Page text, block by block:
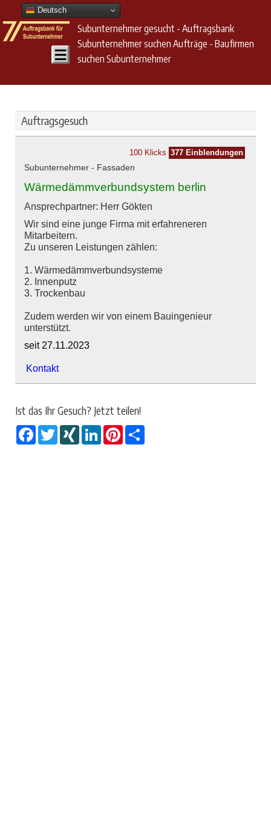
Deutsch
Subunternehmer gesucht - Auftragsbank
Subunternehmer suchen Aufträge - Baufirmen
suchen Subunternehmer
Auftragsgesuch
100 Klicks 377 Einblendungen
Subunternehmer - Fassaden
Wärmedämmverbundsystem berlin
Ansprechpartner: Herr Gökten
Wir sind eine junge Firma mit erfahreneren
Mitarbeitern.
Zu unseren Leistungen zählen:
1. Wärmedämmverbundsysteme
2. Innenputz
3. Trockenbau
Zudem werden wir von einem Bauingenieur
unterstützt.
seit 27.11.2023
Kontakt
Ist das Ihr Gesuch? Jetzt teilen!
FacebookTwitterXING LinkedInPinterest